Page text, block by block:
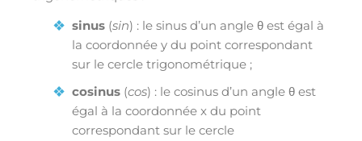
sinus (sin) : le sinus d’un angle θ est égal à
la coordonnée y du point correspondant
sur le cercle trigonométrique ;
cosinus (cos) : le cosinus d’un angle θ est
égal à la coordonnée x du point
correspondant sur le cercle